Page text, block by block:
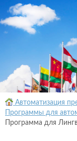
Автоматизация
Программы для
Программа для